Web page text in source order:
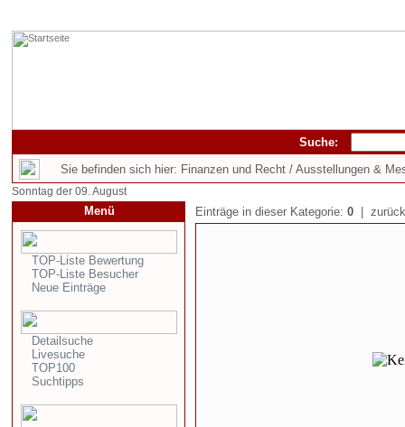
Suche:
Sie befinden sich hier: Finanzen und Recht / Ausstellungen &
Sonntag der 09. August
Menü
TOP-Liste Bewertung
TOP-Liste Besucher
Neue Einträge
Detailsuche
Livesuche
TOP100
Suchtipps
Einträge in dieser Kategorie: 0 |